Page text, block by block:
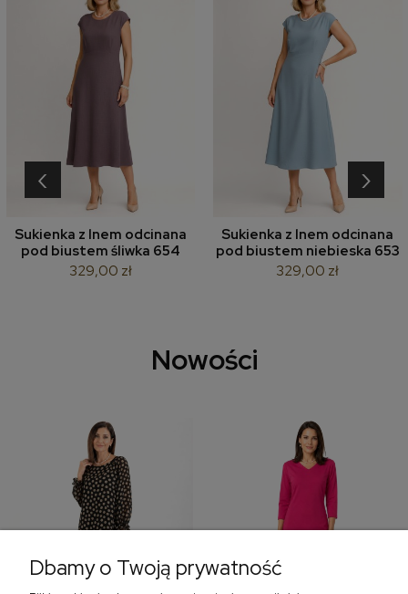
Sukienka z lnem odcinana
pod biustem śliwka 654
329,00 zł
Sukienka z lnem odcinana
pod biustem niebieska 653
329,00 zł
‹ ›
Nowości
Dbamy o Twoją prywatność